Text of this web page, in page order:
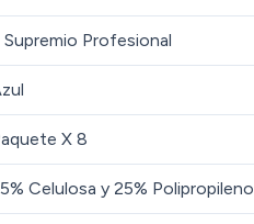
Supremio Profesional
X 8
Celulosa y 25% Polipropileno